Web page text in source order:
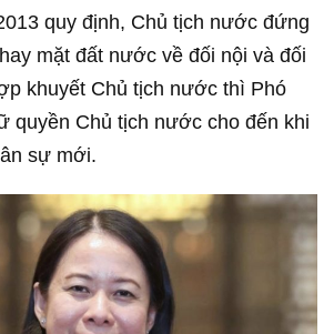
quy định, Chủ tịch nước đứng
mặt đất nước về đối nội và đối
khuyết Chủ tịch nước thì Phó
quyền Chủ tịch nước cho đến khi
sự mới.